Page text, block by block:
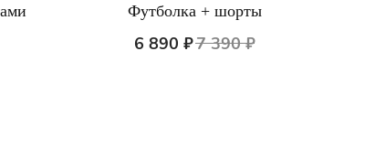
Футболка + шорты
6 890 ₽7 390 ₽
ЗАКАЗА ОБРАЩАЙТЕСЬ